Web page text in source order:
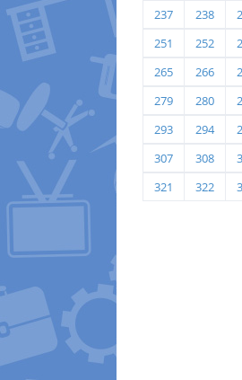
237
238
251
252
265
266
279
280
293
294
307
308
321
322